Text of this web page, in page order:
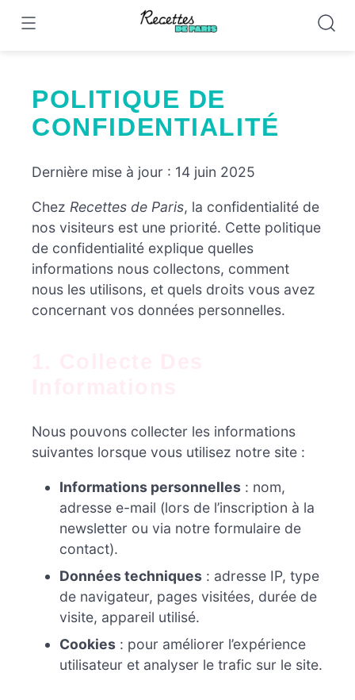
POLITIQUE DE
CONFIDENTIALITÉ
Dernière mise à jour : 14 juin 2025
Chez Recettes de Paris, la confidentialité de
nos visiteurs est une priorité. Cette politique
de confidentialité explique quelles
informations nous collectons, comment
nous les utilisons, et quels droits vous avez
concernant vos données personnelles.
Nous pouvons collecter les informations
suivantes lorsque vous utilisez notre site :
Informations personnelles : nom,
adresse e-mail (lors de l’inscription à la
newsletter ou via notre formulaire de
contact).
Données techniques : adresse IP, type
de navigateur, pages visitées, durée de
visite, appareil utilisé.
Cookies : pour améliorer l’expérience
utilisateur et analyser le trafic sur le site.